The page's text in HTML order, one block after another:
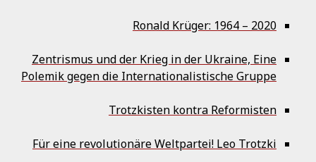
Ronald Krüger: 1964 – 2020
Zentrismus und der Krieg in der Ukraine, Eine
Polemik gegen die Internationalistische Gruppe
Trotzkisten kontra Reformisten
Für eine revolutionäre Weltpartei! Leo Trotzki